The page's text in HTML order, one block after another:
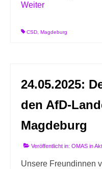
Weiter
CSD Magdeburg
24.05.2025:
den AfD-
Magdeburg
Veröffentlicht in: OMAS in
Unsere Freundinnen